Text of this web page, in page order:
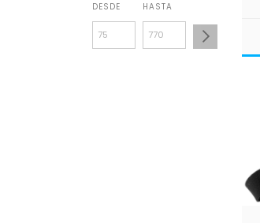
DESDE HASTA